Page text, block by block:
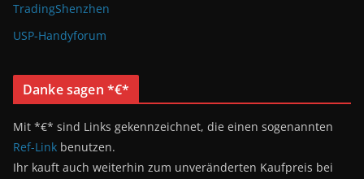
TradingShenzhen
USP-Handyforum
Danke sagen *€*
Mit *€* sind Links gekennzeichnet, die einen sogenannten
Ref-Link benutzen.
Ihr kauft auch weiterhin zum unveränderten Kaufpreis bei